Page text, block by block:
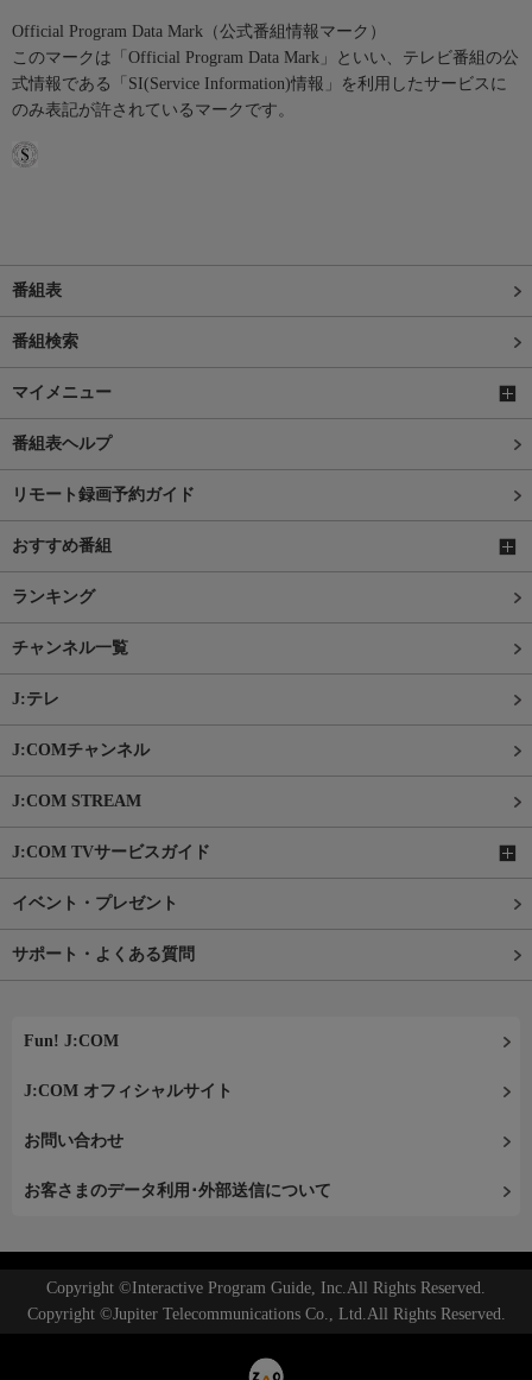
Official Program Data Mark（公式番組情報マーク）
このマークは「Official Program Data Mark」といい、テレビ番組の公
式情報である「SI(Service Information)情報」を利用したサービスに
のみ表記が許されているマークです。
番組表
番組検索
マイメニュー
番組表ヘルプ
リモート録画予約ガイド
おすすめ番組
ランキング
チャンネル一覧
J:テレ
J:COMチャンネル
J:COM STREAM
J:COM TVサービスガイド
イベント・プレゼント
サポート・よくある質問
Fun! J:COM
J:COM オフィシャルサイト
お問い合わせ
お客さまのデータ利用･外部送信について
Copyright ©Interactive Program Guide, Inc.All Rights Reserved.
Copyright ©Jupiter Telecommunications Co., Ltd.All Rights Reserved.